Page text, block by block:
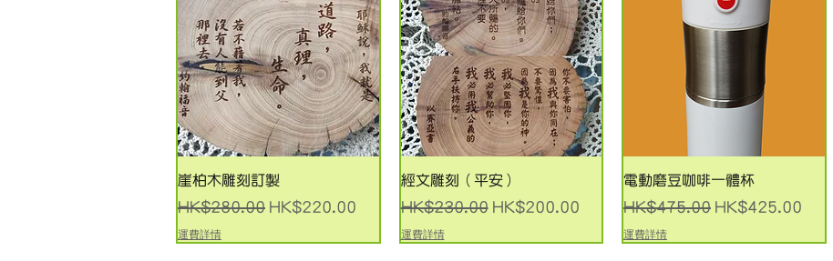
快速瀏覽
崖柏木雕刻訂製
一般價格
HK$280.00 促銷價格
HK$220.00
運費詳情
快速瀏覽
經文雕刻（平安）
一般價格
HK$230.00 促銷價格
HK$200.00
運費詳情
快速瀏覽
電動磨豆咖啡一體杯
一般價格
HK$475.00 促銷價格
HK$425.00
運費詳情